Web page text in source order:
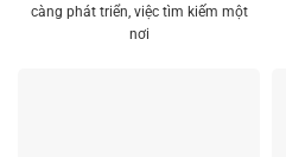
càng phát triển, việc tìm kiếm một
nơi